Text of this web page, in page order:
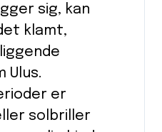
sig, kan
klamt,
Ulus.
er
solbriller